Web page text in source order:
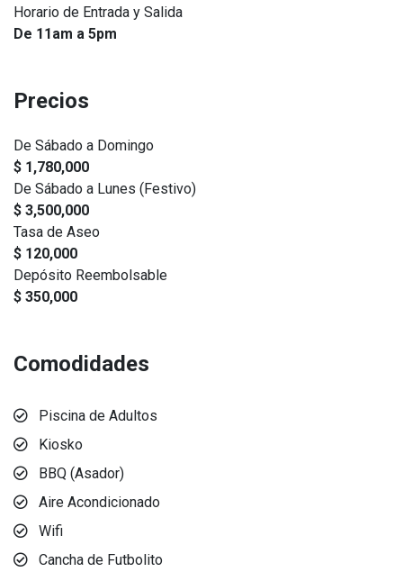
Horario de Entrada y Salida
De 11am a 5pm
Precios
De Sábado a Domingo
$ 1,780,000
De Sábado a Lunes (Festivo)
$ 3,500,000
Tasa de Aseo
$ 120,000
Depósito Reembolsable
$ 350,000
Comodidades
Piscina de Adultos
Kiosko
BBQ (Asador)
Aire Acondicionado
Wifi
Cancha de Futbolito